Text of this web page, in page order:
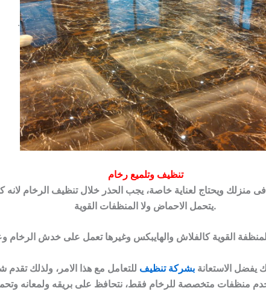
.
تنظيف وتلميع رخام
منزلك ويحتاج لعناية خاصة، يجب الحذر خلال تنظيف الرخام
يتحمل الاحماض ولا المنظفات القوية.
يفضل الاستعانة بشركة تنظيف للتعامل مع هذا الامر، ولذلك
منظفات متخصصة للرخام فقط، نتحافظ على بريقه ولمعانه